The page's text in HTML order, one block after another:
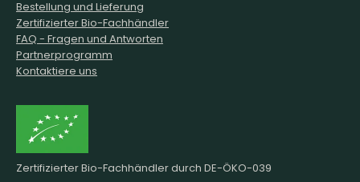
Bestellung und Lieferung
Zertifizierter Bio-Fachhändler
FAQ - Fragen und Antworten
Partnerprogramm
Kontaktiere uns
Zertifizierter Bio-Fachhändler durch DE-ÖKO-039